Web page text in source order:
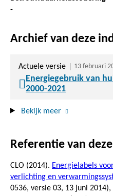
-
Archief van deze
Actuele versie 13 februari
Energiegebruik van
2000-2021
Bekijk meer
Referentie van
CLO (2014). Energielabels
verlichting en
0536, versie 03, 13 juni 2014),